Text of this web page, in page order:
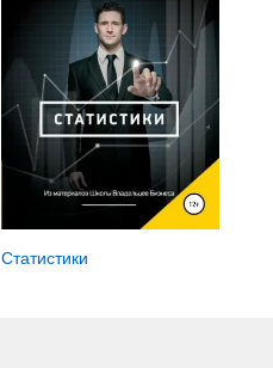
Статистики